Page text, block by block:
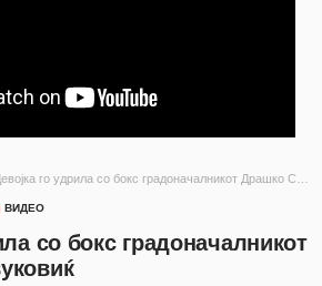
го удрила со бокс градоначалникот Драшко Станивуковиќ
ВИДЕО
со бокс градоначалникот